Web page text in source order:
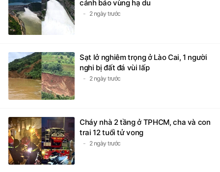
cảnh báo vùng hạ du
2 ngày trước
Sạt lở nghiêm trọng ở Lào Cai, 1 người
nghi bị đất đá vùi lấp
2 ngày trước
Cháy nhà 2 tầng ở TPHCM, cha và con
trai 12 tuổi tử vong
2 ngày trước